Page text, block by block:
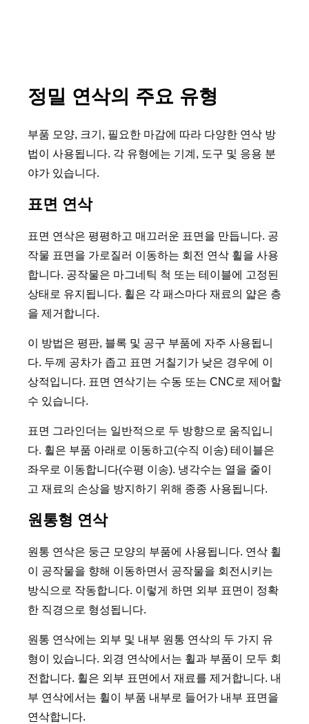
정밀 연삭의 주요 유형
부품 모양, 크기, 필요한 마감에 따라 다양한 연삭 방
법이 사용됩니다. 각 유형에는 기계, 도구 및 응용 분
야가 있습니다.
표면 연삭
표면 연삭은 평평하고 매끄러운 표면을 만듭니다. 공
작물 표면을 가로질러 이동하는 회전 연삭 휠을 사용
합니다. 공작물은 마그네틱 척 또는 테이블에 고정된
상태로 유지됩니다. 휠은 각 패스마다 재료의 얇은 층
을 제거합니다.
이 방법은 평판, 블록 및 공구 부품에 자주 사용됩니
다. 두께 공차가 좁고 표면 거칠기가 낮은 경우에 이
상적입니다. 표면 연삭기는 수동 또는 CNC로 제어할
수 있습니다.
표면 그라인더는 일반적으로 두 방향으로 움직입니
다. 휠은 부품 아래로 이동하고(수직 이송) 테이블은
좌우로 이동합니다(수평 이송). 냉각수는 열을 줄이
고 재료의 손상을 방지하기 위해 종종 사용됩니다.
원통형 연삭
원통 연삭은 둥근 모양의 부품에 사용됩니다. 연삭 휠
이 공작물을 향해 이동하면서 공작물을 회전시키는
방식으로 작동합니다. 이렇게 하면 외부 표면이 정확
한 직경으로 형성됩니다.
원통 연삭에는 외부 및 내부 원통 연삭의 두 가지 유
형이 있습니다. 외경 연삭에서는 휠과 부품이 모두 회
전합니다. 휠은 외부 표면에서 재료를 제거합니다. 내
부 연삭에서는 휠이 부품 내부로 들어가 내부 표면을
연삭합니다.